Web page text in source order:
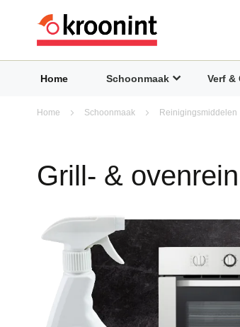
Home Schoonmaak Verf &
Home Schoonmaak Reinigingsmiddelen
Grill- &